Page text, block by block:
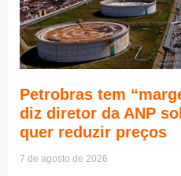
Petrobras tem
diz diretor da ANP
quer reduzir preços
7 de agosto de 2026